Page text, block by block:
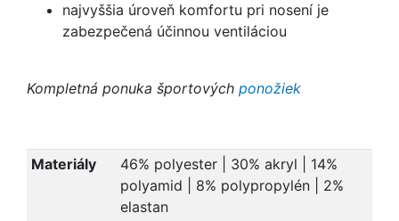
najvyššia úroveň komfortu pri nosení je
zabezpečená účinnou ventiláciou
Kompletná ponuka športových ponožiek
Materiály
46% polyester | 30% akryl | 14%
polyamid | 8% polypropylén | 2%
elastan